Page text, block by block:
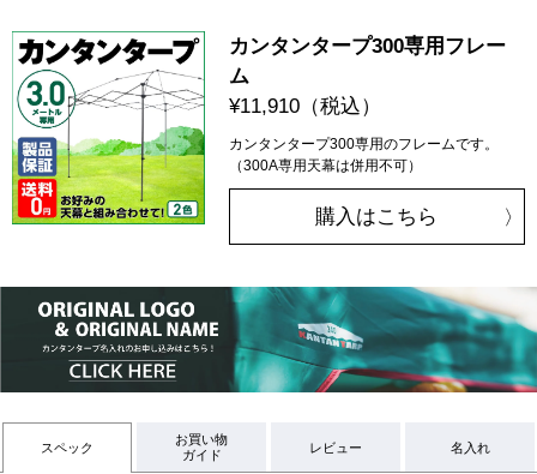
カンタンタープ300専用フレー
ム
¥11,910（税込）
カンタンタープ300専用のフレームです。
（300A専用天幕は併用不可）
購入はこちら
スペック
お買い物
ガイド
レビュー 名入れ